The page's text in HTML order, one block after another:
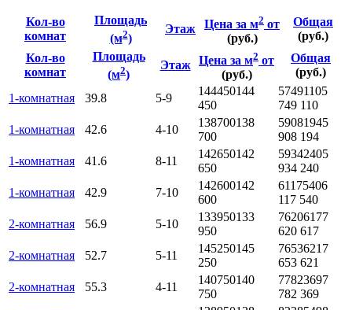
Кол-во
комнат
Площадь
(м2)
Этаж Цена за м2 от
(руб.)
Общая
(руб.)
Кол-во
комнат
Площадь
(м2)
Этаж Цена за м2 от
(руб.)
Общая
(руб.)
1-комнатная
39.8 5-9
144450144
450
57491105
749 110
1-комнатная
42.6 4-10
138700138
700
59081945
908 194
1-комнатная
41.6 8-11
142650142
650
59342405
934 240
1-комнатная
42.9 7-10
142600142
600
61175406
117 540
2-комнатная
56.9 5-10
133950133
950
76206177
620 617
2-комнатная
52.7 5-11
145250145
250
76536217
653 621
2-комнатная
55.3 4-11
140750140
750
77823697
782 369